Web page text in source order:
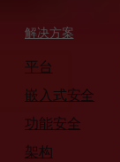
解决方案
平台
嵌入式安全
功能安全
架构